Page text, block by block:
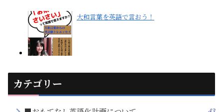
大和言葉を英語で言おう！
カテゴリー